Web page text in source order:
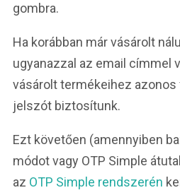
gombra.
Ha korábban már vásárolt
ugyanazzal az email címmel
vásárolt termékeihez
jelszót biztosítunk.
Ezt követően (amennyiben
módot vagy OTP Simple
az OTP Simple rendszerén